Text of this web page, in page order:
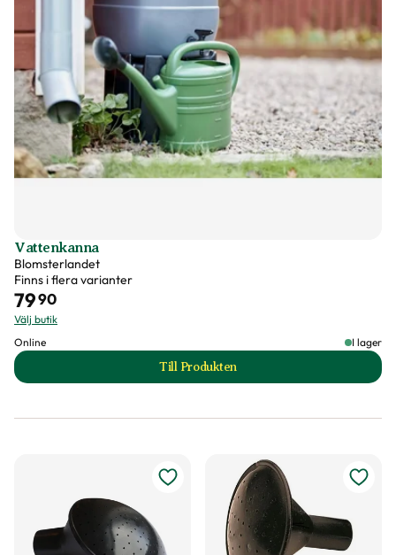
Vattenkanna
Blomsterlandet
Finns i flera varianter
7990
Välj butik
Online
I lager
Till Produkten
till Vattenkanna produktsida